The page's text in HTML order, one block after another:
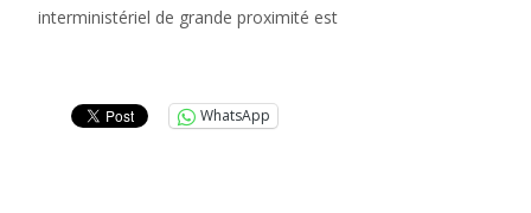
interministériel de grande proximité est
WhatsApp